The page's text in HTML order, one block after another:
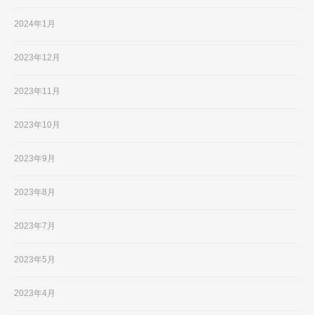
2024年1月
2023年12月
2023年11月
2023年10月
2023年9月
2023年8月
2023年7月
2023年5月
2023年4月